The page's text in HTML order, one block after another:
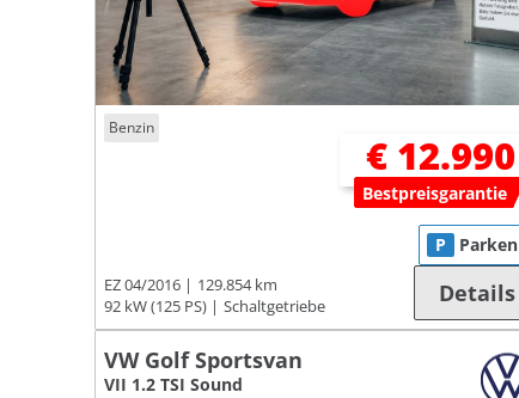
Benzin
€ 12.990
Bestpreisgarantie
EZ 04/2016
129.854 km
92 kW (125 PS)
Schaltgetriebe
P Parken
Details
VW Golf Sportsvan
VII 1.2 TSI Sound